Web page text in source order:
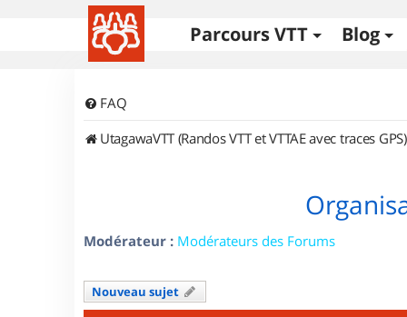
Parcours VTT Blog
FAQ
UtagawaVTT (Randos VTT et VTTAE avec traces GPS)
Modérateur : Modérateurs des Forums
Nouveau sujet